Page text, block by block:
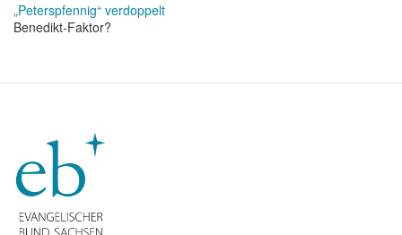
„Peterspfennig“ verdoppelt
Benedikt-Faktor?